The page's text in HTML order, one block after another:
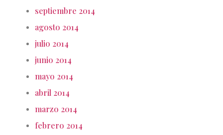
septiembre 2014
agosto 2014
julio 2014
junio 2014
mayo 2014
abril 2014
marzo 2014
febrero 2014